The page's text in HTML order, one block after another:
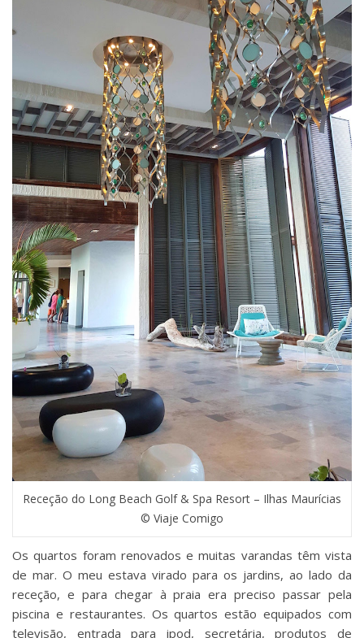
Receção do Long Beach Golf & Spa Resort – Ilhas Maurícias
© Viaje Comigo
Os quartos foram renovados e muitas varandas têm vista
de mar. O meu estava virado para os jardins, ao lado da
receção, e para chegar à praia era preciso passar pela
piscina e restaurantes. Os quartos estão equipados com
televisão, entrada para ipod, secretária, produtos de